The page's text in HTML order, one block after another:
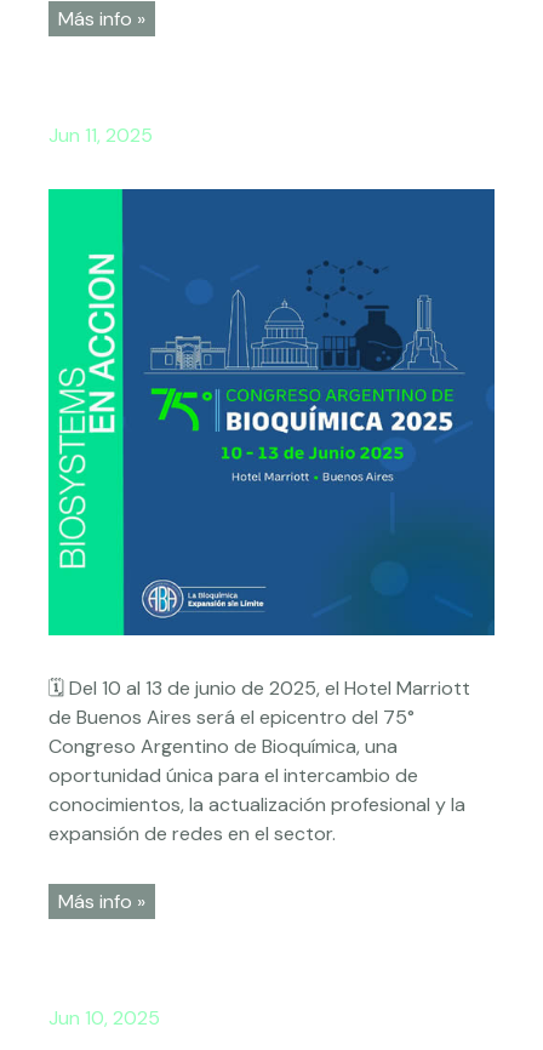
Más info »
Jun 11, 2025
🗓️ Del 10 al 13 de junio de 2025, el Hotel Marriott
de Buenos Aires será el epicentro del 75°
Congreso Argentino de Bioquímica, una
oportunidad única para el intercambio de
conocimientos, la actualización profesional y la
expansión de redes en el sector.
Más info »
Jun 10, 2025